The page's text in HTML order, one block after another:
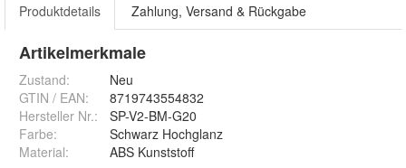
Produktdetails Zahlung, Versand & Rückgabe
Artikelmerkmale
Zustand:
Neu
GTIN / EAN:
8719743554832
Hersteller Nr.:
SP-V2-BM-G20
Farbe:
Schwarz Hochglanz
Material: ABS Kunststoff